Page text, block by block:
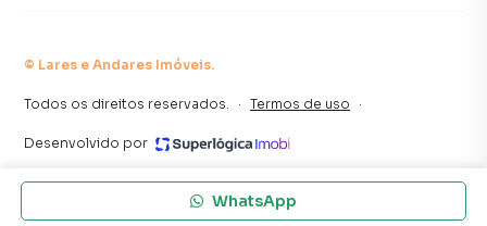
WhatsApp
© Lares e Andares Imóveis.
Todos os direitos reservados. · Termos de uso ·
Desenvolvido por